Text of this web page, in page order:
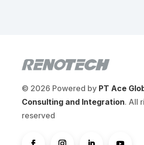
© 2026 Powered by PT Ace
Consulting and Integration. All
reserved